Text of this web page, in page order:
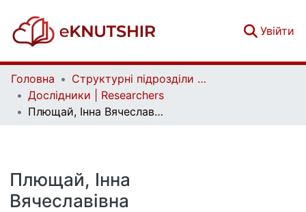
Увійти
Головна
Структурні підрозділи Київського національного університету імені Тараса Шевченка та Організації | Faculties, Institutes and Departments of Taras Shevchenko National University of Kyiv and Organizations
Дослідники | Researchers
Плющай, Інна Вячеславівна
Плющай, Інна
Вячеславівна